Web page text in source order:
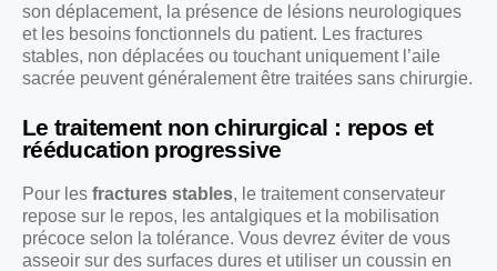
son déplacement, la présence de lésions neurologiques
et les besoins fonctionnels du patient. Les fractures
stables, non déplacées ou touchant uniquement l’aile
sacrée peuvent généralement être traitées sans chirurgie.
Le traitement non chirurgical : repos et
rééducation progressive
Pour les fractures stables, le traitement conservateur
repose sur le repos, les antalgiques et la mobilisation
précoce selon la tolérance. Vous devrez éviter de vous
asseoir sur des surfaces dures et utiliser un coussin en